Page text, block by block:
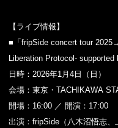
【ライブ情報】
■「fripSide concert tour
Liberation Protocol-
日時：2026年1月4日（日）
会場：東京・TACHIKAWA
開場：16:00 ／ 開演：17:00
出演：fripSide（八木沼悟志、